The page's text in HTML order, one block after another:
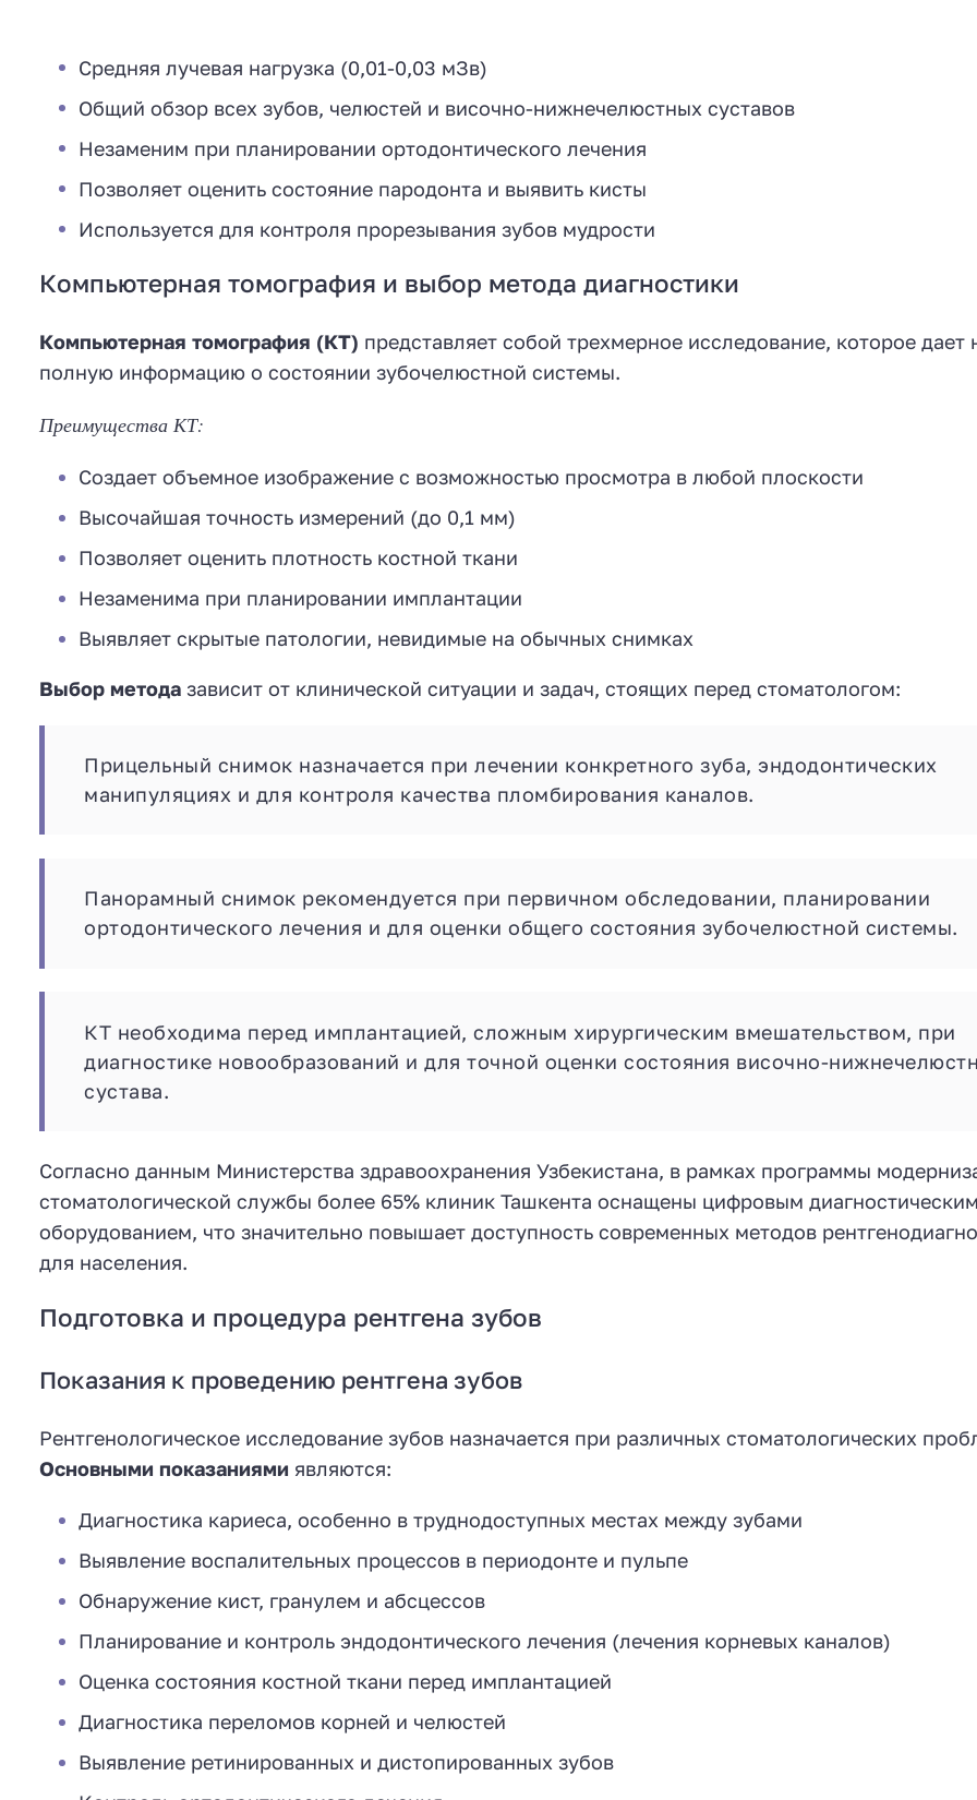
Средняя лучевая нагрузка (0,01-0,03 мЗв)
Общий обзор всех зубов, челюстей и височно-нижнечелюстных суставов
Незаменим при планировании ортодонтического лечения
Позволяет оценить состояние пародонта и выявить кисты
Используется для контроля прорезывания зубов мудрости
Компьютерная томография и выбор метода диагностики
Компьютерная томография (КТ) представляет собой трехмерное исследование, которое дает
полную информацию о состоянии зубочелюстной системы.
Преимущества КТ:
Создает объемное изображение с возможностью просмотра в любой плоскости
Высочайшая точность измерений (до 0,1 мм)
Позволяет оценить плотность костной ткани
Незаменима при планировании имплантации
Выявляет скрытые патологии, невидимые на обычных снимках
Выбор метода зависит от клинической ситуации и задач, стоящих перед стоматологом:
Прицельный снимок назначается при лечении конкретного зуба, эндодонтических
манипуляциях и для контроля качества пломбирования каналов.
Панорамный снимок рекомендуется при первичном обследовании, планировании
ортодонтического лечения и для оценки общего состояния зубочелюстной системы.
КТ необходима перед имплантацией, сложным хирургическим вмешательством, при
диагностике новообразований и для точной оценки состояния височно-
сустава.
Согласно данным Министерства здравоохранения Узбекистана, в рамках программы
стоматологической службы более 65% клиник Ташкента оснащены цифровым диагностическим
оборудованием, что значительно повышает доступность современных методов
для населения.
Подготовка и процедура рентгена зубов
Показания к проведению рентгена зубов
Рентгенологическое исследование зубов назначается при различных стоматологических
Основными показаниями являются:
Диагностика кариеса, особенно в труднодоступных местах между зубами
Выявление воспалительных процессов в периодонте и пульпе
Обнаружение кист, гранулем и абсцессов
Планирование и контроль эндодонтического лечения (лечения корневых каналов)
Оценка состояния костной ткани перед имплантацией
Диагностика переломов корней и челюстей
Выявление ретинированных и дистопированных зубов